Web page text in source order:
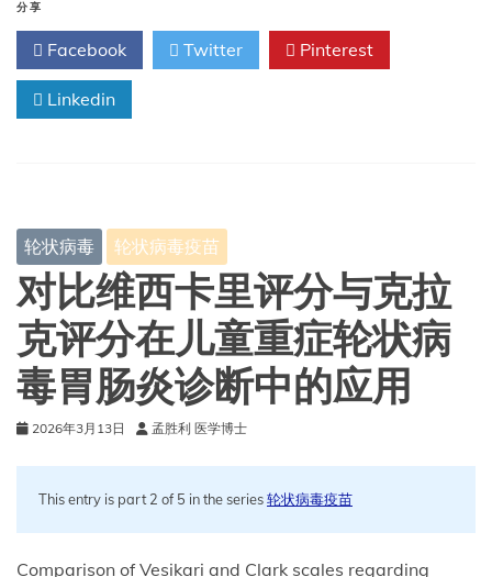
毒
分享
Facebook Twitter Pinterest
Linkedin
轮状病毒 轮状病毒疫苗
对比维西卡里评分与克拉
克评分在儿童重症轮状病
毒胃肠炎诊断中的应用
2026年3月13日 孟胜利 医学博士
This entry is part 2 of 5 in the series轮状病毒疫苗
Comparison of Vesikari and Clark scales regarding